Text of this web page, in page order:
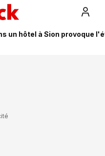
un hôtel à Sion provoque